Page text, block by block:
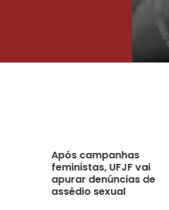
23
Após campanhas
feministas, UFJF vai
apurar denúncias de
assédio sexual